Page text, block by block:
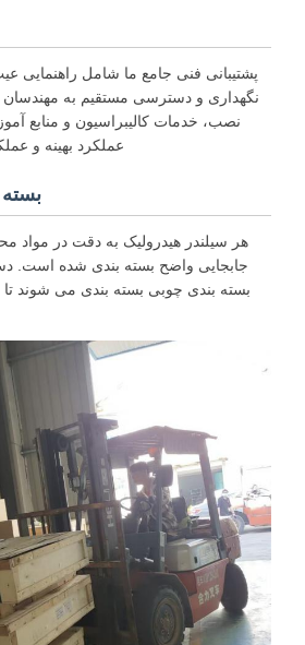
پشتیبانی فنی جامع ما شامل راهنمایی عیب
نگهداری و دسترسی مستقیم به مهندسان
نصب، خدمات کالیبراسیون و منابع آموزشی
عملکرد بهینه و عملکرد
بسته
هر سیلندر هیدرولیک به دقت در مواد محافظ
جابجایی واضح بسته بندی شده است. دستگاه
بسته بندی چوبی بسته بندی می شوند تا از